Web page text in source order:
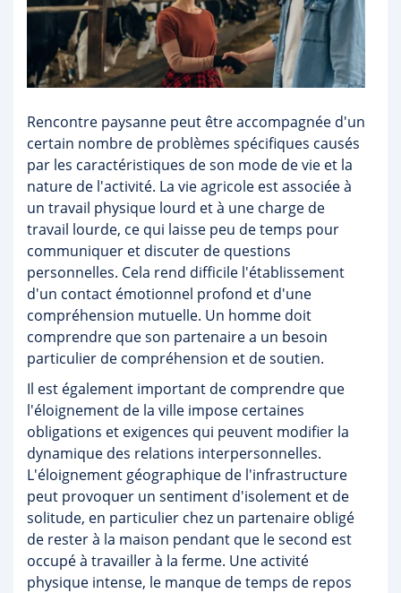
Rencontre paysanne peut être accompagnée d'un
certain nombre de problèmes spécifiques causés
par les caractéristiques de son mode de vie et la
nature de l'activité. La vie agricole est associée à
un travail physique lourd et à une charge de
travail lourde, ce qui laisse peu de temps pour
communiquer et discuter de questions
personnelles. Cela rend difficile l'établissement
d'un contact émotionnel profond et d'une
compréhension mutuelle. Un homme doit
comprendre que son partenaire a un besoin
particulier de compréhension et de soutien.
Il est également important de comprendre que
l'éloignement de la ville impose certaines
obligations et exigences qui peuvent modifier la
dynamique des relations interpersonnelles.
L'éloignement géographique de l'infrastructure
peut provoquer un sentiment d'isolement et de
solitude, en particulier chez un partenaire obligé
de rester à la maison pendant que le second est
occupé à travailler à la ferme. Une activité
physique intense, le manque de temps de repos